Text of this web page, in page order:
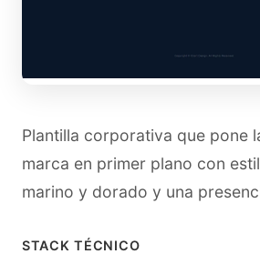
Plantilla corporativa que pone
marca en primer plano con
marino y dorado y una
STACK TÉCNICO